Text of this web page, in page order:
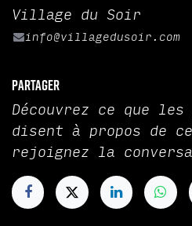
Village du Soir
info@villagedusoir.com
Partager
Découvrez ce que
disent à propos de
rejoignez la